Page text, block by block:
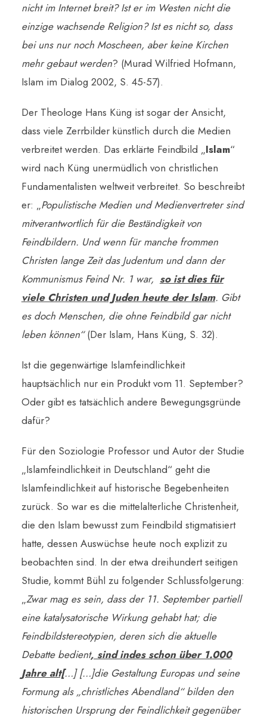
nicht im Internet breit? Ist er im Westen nicht die
einzige wachsende Religion? Ist es nicht so, dass
bei uns nur noch Moscheen, aber keine Kirchen
mehr gebaut werden? (Murad Wilfried Hofmann,
Islam im Dialog 2002, S. 45-57).
Der Theologe Hans Küng ist sogar der Ansicht,
dass viele Zerrbilder künstlich durch die Medien
verbreitet werden. Das erklärte Feindbild „Islam“
wird nach Küng unermüdlich von christlichen
Fundamentalisten weltweit verbreitet. So beschreibt
er: „Populistische Medien und Medienvertreter sind
mitverantwortlich für die Beständigkeit von
Feindbildern. Und wenn für manche frommen
Christen lange Zeit das Judentum und dann der
Kommunismus Feind Nr. 1 war, so ist dies für
viele Christen und Juden heute der Islam. Gibt
es doch Menschen, die ohne Feindbild gar nicht
leben können“(Der Islam, Hans Küng, S. 32).
Ist die gegenwärtige Islamfeindlichkeit
hauptsächlich nur ein Produkt vom 11. September?
Oder gibt es tatsächlich andere Bewegungsgründe
dafür?
Für den Soziologie Professor und Autor der Studie
„Islamfeindlichkeit in Deutschland“ geht die
Islamfeindlichkeit auf historische Begebenheiten
zurück. So war es die mittelalterliche Christenheit,
die den Islam bewusst zum Feindbild stigmatisiert
hatte, dessen Auswüchse heute noch explizit zu
beobachten sind. In der etwa dreihundert seitigen
Studie, kommt Bühl zu folgender Schlussfolgerung:
„Zwar mag es sein, dass der 11. September partiell
eine katalysatorische Wirkung gehabt hat; die
Feindbildstereotypien, deren sich die aktuelle
Debatte bedient, sind indes schon über 1.000
Jahre alt[…] […]die Gestaltung Europas und seine
Formung als „christliches Abendland“ bilden den
historischen Ursprung der Feindlichkeit gegenüber